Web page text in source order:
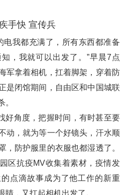
手快 宣传兵
我都充满了，所有东西都准备
，我就可以出发了。”早晨7点
军拿着相机，扛着脚架，穿着防
是闭馆期间，自由区和中国城联
。
角度，把握时间，有时甚至要
动，就为等一个好镜头，汗水顺
，防护服里的衣服也都湿透了。
区抗疫MV收集着素材，疫情发
点滴故事成为了他工作的新重
睛，又扛起相机出发了。